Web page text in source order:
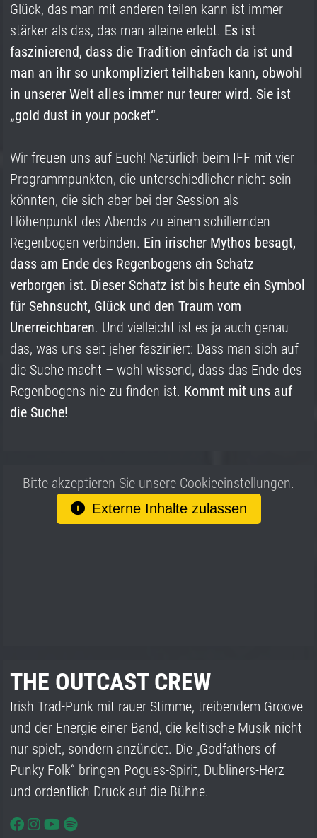
Glück, das man mit anderen teilen kann ist immer
stärker als das, das man alleine erlebt. Es ist
faszinierend, dass die Tradition einfach da ist und
man an ihr so unkompliziert teilhaben kann, obwohl
in unserer Welt alles immer nur teurer wird. Sie ist
„gold dust in your pocket“.
Wir freuen uns auf Euch! Natürlich beim IFF mit vier
Programmpunkten, die unterschiedlicher nicht sein
könnten, die sich aber bei der Session als
Höhenpunkt des Abends zu einem schillernden
Regenbogen verbinden. Ein irischer Mythos besagt,
dass am Ende des Regenbogens ein Schatz
verborgen ist. Dieser Schatz ist bis heute ein Symbol
für Sehnsucht, Glück und den Traum vom
Unerreichbaren. Und vielleicht ist es ja auch genau
das, was uns seit jeher fasziniert: Dass man sich auf
die Suche macht – wohl wissend, dass das Ende des
Regenbogens nie zu finden ist. Kommt mit uns auf
die Suche!
Bitte akzeptieren Sie unsere Cookieeinstellungen.
Externe Inhalte zulassen
THE OUTCAST CREW
Irish Trad-Punk mit rauer Stimme, treibendem Groove
und der Energie einer Band, die keltische Musik nicht
nur spielt, sondern anzündet. Die „Godfathers of
Punky Folk“ bringen Pogues-Spirit, Dubliners-Herz
und ordentlich Druck auf die Bühne.